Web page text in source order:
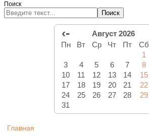
Поиск
Поиск
‹- Август 2026
Пн Вт Ср Чт Пт Сб
1
3
4 5 6 7 8
10
11 12 13 14 15
17
18 19 20 21 22
24
25 26 27 28 29
31
Главная